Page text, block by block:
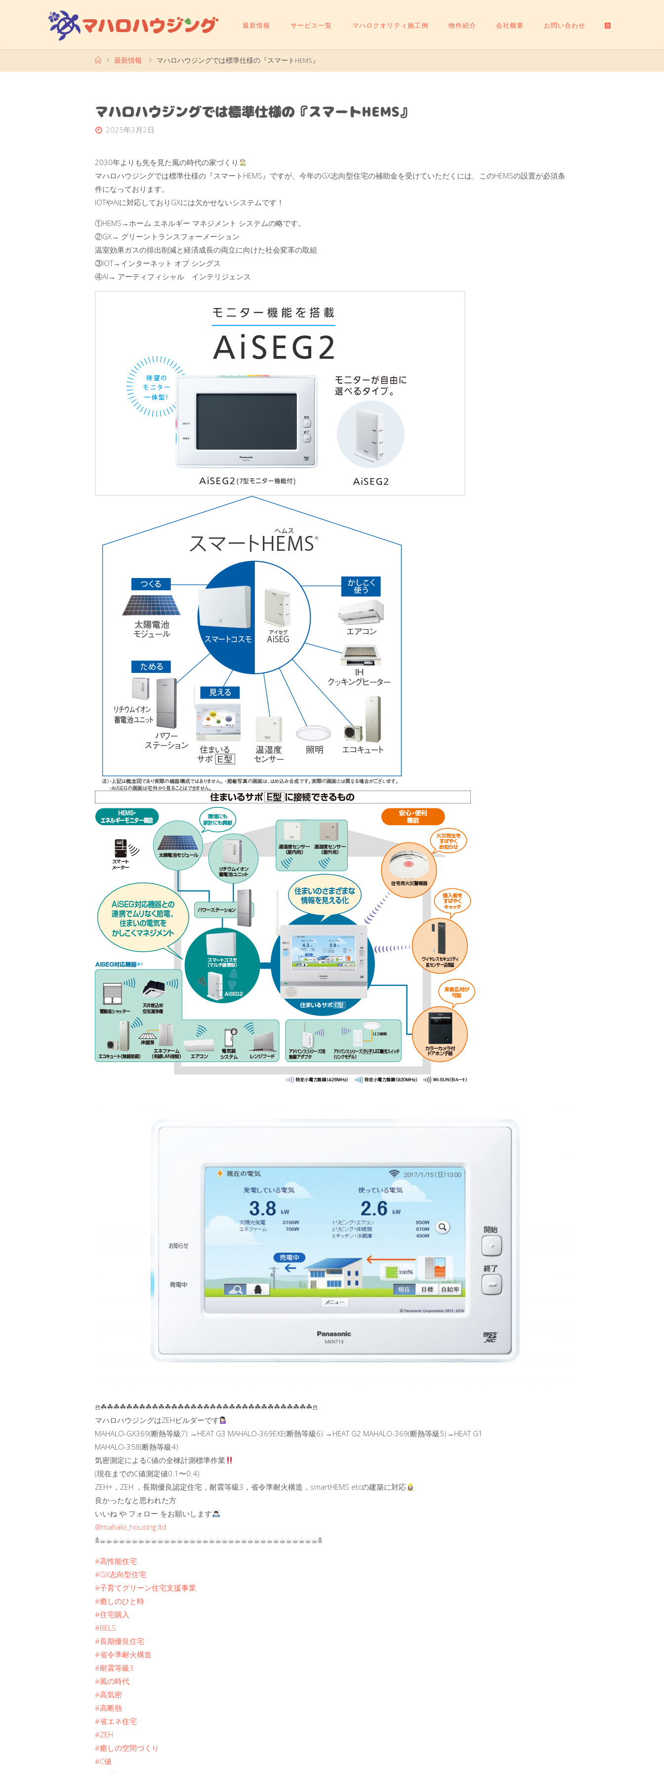
へ
最新情報 サービス一覧 マハロクオリティ施工例 物件紹介 会社概要 お問い合わせ
ホ
ー
最新情報 マハロハウジングでは標準仕様の『スマートHEMS』
マハロハウジングでは標準仕様の『スマートHEMS』
2025年3月2日
2030年よりも先を見た風の時代の家づくり
マハロハウジングでは標準仕様の『スマートHEMS』ですが、今年のGX志向型住宅の補助金を受けていただくには、このHEMSの設置が必須条
件になっております。
IOTやAIに対応しておりGXには欠かせないシステムです！
①HEMS→ホーム エネルギー マネジメント システムの略です。
②GX→ グリーントランスフォーメーション
温室効果ガスの排出削減と経済成長の両立に向けた社会変革の取組
③IOT→インターネット オブ シングス
④AI→ アーティフィシャル インテリジェンス
𖠿☘︎☘︎☘︎☘︎☘︎☘︎☘︎☘︎☘︎☘︎☘︎☘︎☘︎☘︎☘︎☘︎☘︎☘︎☘︎☘︎☘︎☘︎☘︎☘︎☘︎☘︎☘︎☘︎☘︎☘︎☘︎☘︎☘︎𖠿
マハロハウジングはZEHビルダーです
MAHALO-GX369(断熱等級7) →HEAT G3 MAHALO-369EXE(断熱等級6) →HEAT G2 MAHALO-369(断熱等級5)→HEAT G1
MAHALO-358(断熱等級4)
気密測定によるC値の全棟計測標準作業
(現在までのC値測定値0.1〜0.4)
ZEH+，ZEH ，長期優良認定住宅，耐震等級3，省令準耐火構造，smartHEMS etcの建築に対応
良かったなと思われた方
いいね や フォロー をお願いします
@mahalo_housing.ltd
𖠋☕︎☕︎☕︎☕︎☕︎☕︎☕︎☕︎☕︎☕︎☕︎☕︎☕︎☕︎☕︎☕︎☕︎☕︎☕︎☕︎☕︎☕︎☕︎☕︎☕︎☕︎☕︎☕︎☕︎☕︎☕︎☕︎☕︎☕︎𖠋
#高性能住宅
#GX志向型住宅
#子育てグリーン住宅支援事業
#癒しのひと時
#住宅購入
#BELS
#長期優良住宅
#省令準耐火構造
#耐震等級3
#風の時代
#高気密
#高断熱
#省エネ住宅
#ZEH
#癒しの空間づくり
#C値